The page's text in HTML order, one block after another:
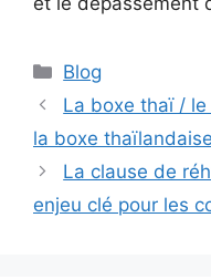
Catégories
Blog
La boxe thaï /
la boxe thaïlandaise
La clause de
enjeu clé pour les